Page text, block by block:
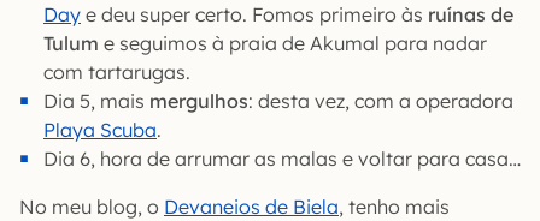
Day e deu super certo. Fomos primeiro às ruínas de
Tulum e seguimos à praia de Akumal para nadar
com tartarugas.
Dia 5, mais mergulhos: desta vez, com a operadora
Playa Scuba.
Dia 6, hora de arrumar as malas e voltar para casa…
No meu blog, o Devaneios de Biela, tenho mais